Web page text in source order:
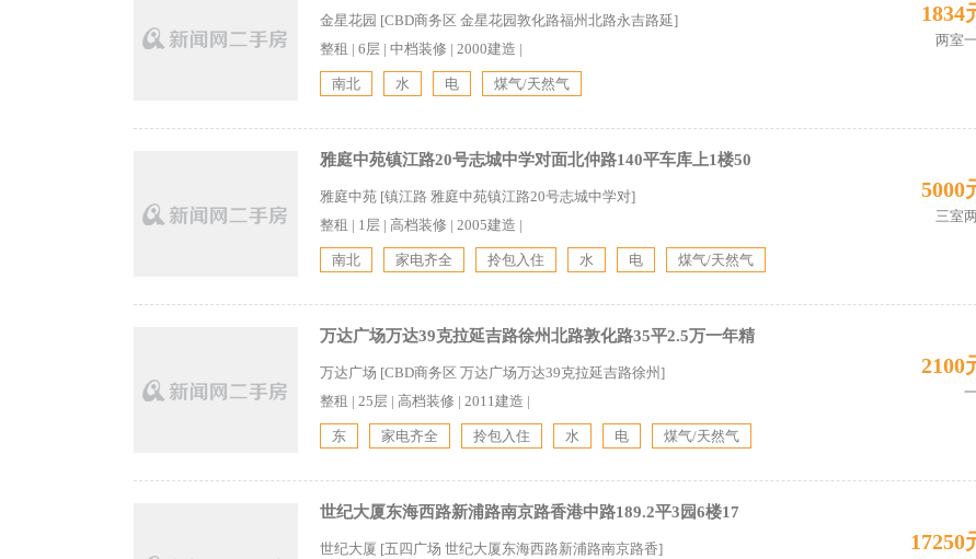
金星花园 [CBD商务区 金星花园敦化路福州北路永吉路延]
整租 | 6层 | 中档装修 | 2000建造 |
南北 水 电 煤气/天然气
1834
两室
雅庭中苑镇江路20号志城中学对面北仲路140平车库上1楼50
雅庭中苑 [镇江路 雅庭中苑镇江路20号志城中学对]
整租 | 1层 | 高档装修 | 2005建造 |
南北 家电齐全 拎包入住 水 电 煤气/天然气
5000
三室
万达广场万达39克拉延吉路徐州北路敦化路35平2.5万一年精
万达广场 [CBD商务区 万达广场万达39克拉延吉路徐州]
整租 | 25层 | 高档装修 | 2011建造 |
东 家电齐全 拎包入住 水 电 煤气/天然气
2100
世纪大厦东海西路新浦路南京路香港中路189.2平3园6楼17
世纪大厦 [五四广场 世纪大厦东海西路新浦路南京路香]
17250